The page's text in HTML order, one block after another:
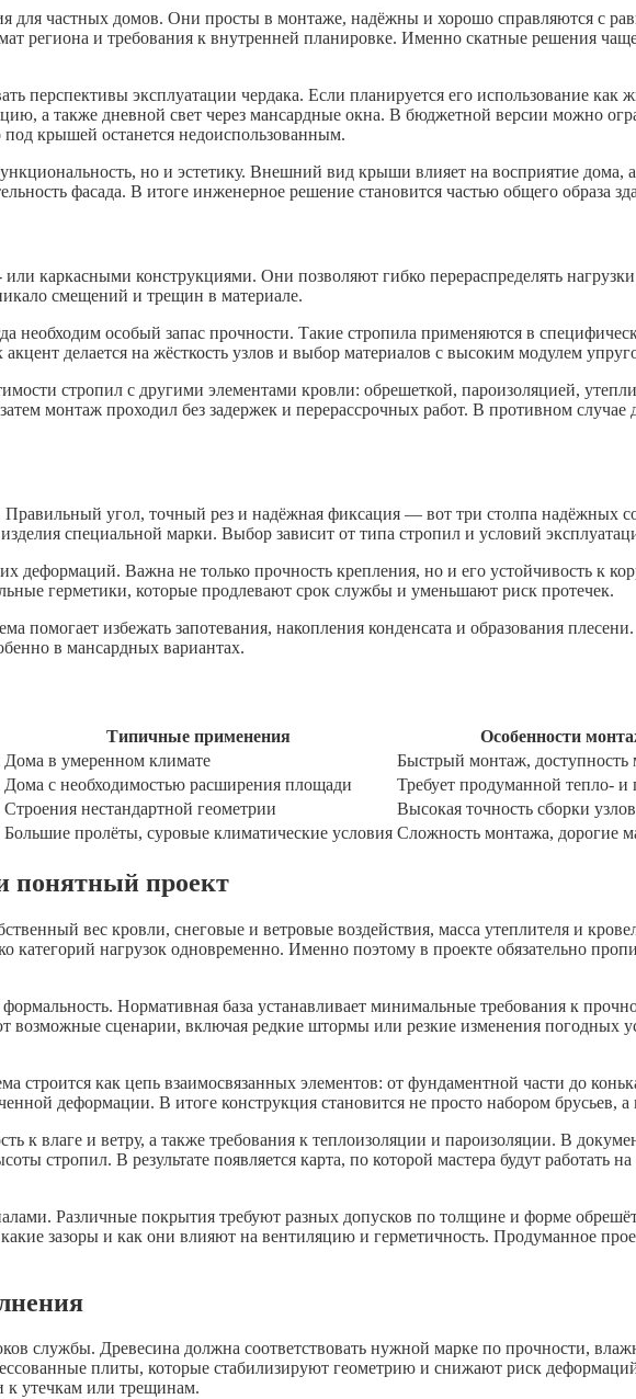
для частных домов. Они просты в монтаже, надёжны и хорошо справляются с
региона и требования к внутренней планировке. Именно скатные решения чаще
эксплуатации чердака. Если планируется его использование как
а также дневной свет через мансардные окна. В бюджетной версии можно
крышей останется недоиспользованным.
но и эстетику. Внешний вид крыши влияет на восприятие дома,
фасада. В итоге инженерное решение становится частью общего образа
каркасными конструкциями. Они позволяют гибко перераспределять нагрузки
смещений и трещин в материале.
особый запас прочности. Такие стропила применяются в
делается на жёсткость узлов и выбор материалов с высоким модулем
стропил с другими элементами кровли: обрешеткой, пароизоляцией,
монтаж проходил без задержек и перерассрочных работ. В противном случае
угол, точный рез и надёжная фиксация — вот три столпа надёжных
специальной марки. Выбор зависит от типа стропил и условий
деформаций. Важна не только прочность крепления, но и его устойчивость к
герметики, которые продлевают срок службы и уменьшают риск протечек.
помогает избежать запотевания, накопления конденсата и образования
в мансардных вариантах.
Типичные применения
Особенности
Дома в умеренном климате
Быстрый монтаж, доступность
Дома с необходимостью расширения площади
Требует продуманной тепло- и
Строения нестандартной геометрии
Высокая точность сборки узлов
Большие пролёты, суровые климатические условия Сложность монтажа, дорогие
понятный проект
вес кровли, снеговые и ветровые воздействия, масса утеплителя и
категорий нагрузок одновременно. Именно поэтому в проекте обязательно
Нормативная база устанавливает минимальные требования к
возможные сценарии, включая редкие штормы или резкие изменения погодных
как цепь взаимосвязанных элементов: от фундаментной части до
деформации. В итоге конструкция становится не просто набором брусьев,
к влаге и ветру, а также требования к теплоизоляции и пароизоляции. В
стропил. В результате появляется карта, по которой мастера будут работать
Различные покрытия требуют разных допусков по толщине и форме
зазоры и как они влияют на вентиляцию и герметичность. Продуманное
службы. Древесина должна соответствовать нужной марке по прочности,
плиты, которые стабилизируют геометрию и снижают риск
к утечкам или трещинам.